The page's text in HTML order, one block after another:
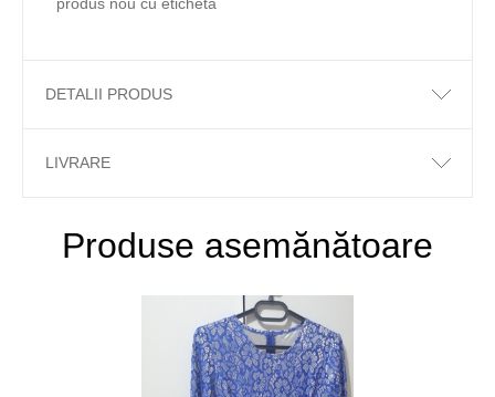
DETALII PRODUS
LIVRARE
Produse asemănătoare